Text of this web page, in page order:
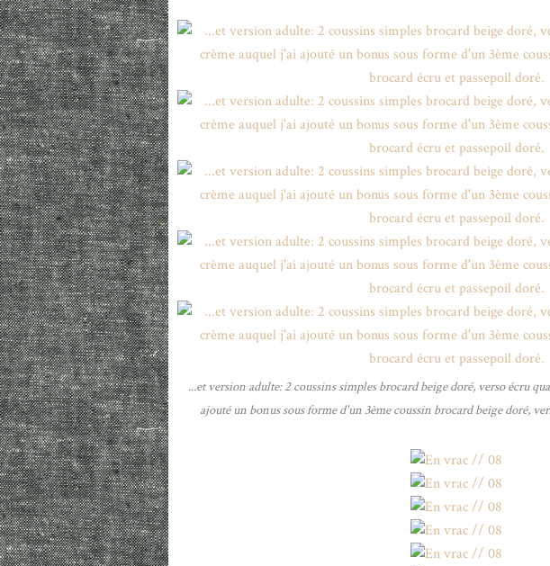
...et version adulte: 2 coussins simples brocard beige doré, verso écru
ajouté un bonus sous forme d'un 3ème coussin brocard beige doré,